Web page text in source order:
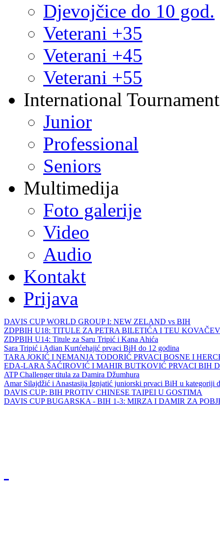
Djevojčice do 10 god.
Veterani +35
Veterani +45
Veterani +55
International
Junior
Professional
Seniors
Multimedija
Foto galerije
Video
Audio
Kontakt
Prijava
DAVIS CUP WORLD GROUP I: NEW ZELAND vs BIH
ZDPBIH U18: TITULE ZA PETRA BILETIĆA I TEU
ZDPBIH U14: Titule za Saru Tripić i Kana Ahića
Sara Tripić i Adian Kurtćehajić prvaci BiH do 12 godina
TARA JOKIĆ I NEMANJA TODORIĆ PRVACI BOSNE I
EDA-LARA ŠAĆIROVIĆ I MAHIR BUTKOVIĆ PRVACI BIH
ATP Challenger titula za Damira Džumhura
Amar Silajdžić i Anastasija Ignjatić juniorski prvaci BiH u kategoriji
DAVIS CUP: BIH PROTIV CHINESE TAIPEI U GOSTIMA
DAVIS CUP BUGARSKA - BIH 1-3: MIRZA I DAMIR ZA